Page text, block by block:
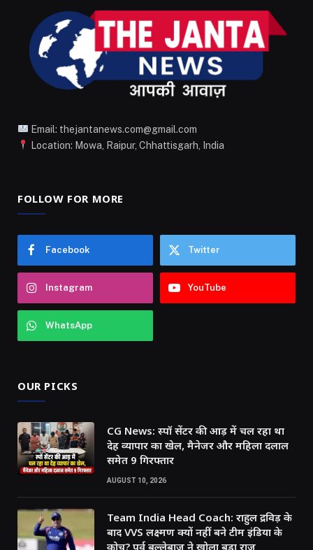
Email: thejantanews.com@gmail.com
Location: Mowa, Raipur, Chhattisgarh, India
FOLLOW FOR MORE
Facebook Twitter
Instagram YouTube
WhatsApp
OUR PICKS
CG News: स्पॉ सेंटर की आड़ में चल रहा था
देह व्यापार का खेल, मैनेजर और महिला दलाल
समेत 9 गिरफ्तार
AUGUST 10, 2026
Team India Head Coach: राहुल द्रविड़ के
बाद VVS लक्ष्मण क्यों नहीं बने टीम इंडिया के
कोच? पूर्व बल्लेबाज ने खोला बड़ा राज